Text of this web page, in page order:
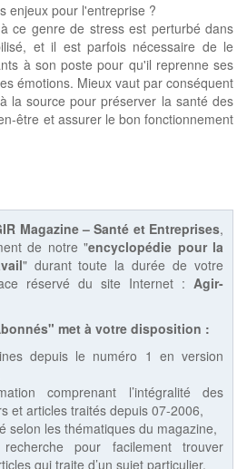
enjeux pour l'entreprise ?
ce genre de stress est perturbé dans
et il est parfois nécessaire de le
à son poste pour qu'il reprenne ses
émotions. Mieux vaut par conséquent
la source pour préserver la santé des
être et assurer le bon fonctionnement
Magazine – Santé et Entreprises,
de notre "encyclopédie pour la
" durant toute la durée de votre
réservé du site Internet : Agir-
met à votre disposition :
depuis le numéro 1 en version
comprenant l’intégralité des
et articles traités depuis 07-2006,
selon les thématiques du magazine,
pour facilement trouver
qui traite d’un sujet particulier,